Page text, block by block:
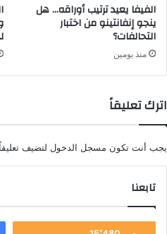
الفيفا يعيد ترتيب أوراقه… هل
ينجو إنفانتينو من اختبار
التحالفات؟
منذ يومين
اترك تعليقاً
يجب أنت تكون مسجل الدخول لتضيف
تابعنا